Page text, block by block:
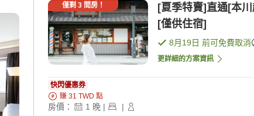
僅剩 3間房！
[夏季特賣]直通[本
[僅供住宿]
8月19日 前可免費取消
更詳細的方案資訊
快閃優惠券
賺 31 TWD 點
房價： 1 晚 | |